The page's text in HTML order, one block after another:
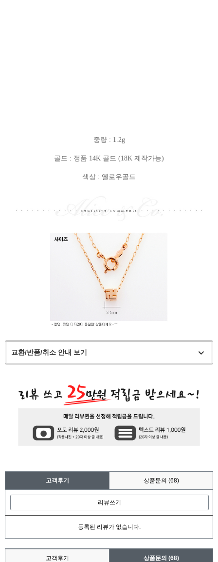
중량 : 1.2g
골드 : 정품 14K 골드 (18K 제작가능)
색상 : 옐로우골드
교환/반품/취소 안내 보기
고객후기 상품문의 (68)
리뷰쓰기
등록된 리뷰가 없습니다.
고객후기 상품문의 (68)